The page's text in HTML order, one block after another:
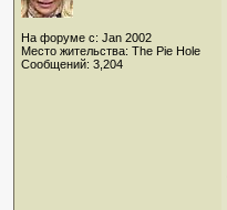
На форуме с: Jan 2002
Место жительства: The Pie Hole
Сообщений: 3,204